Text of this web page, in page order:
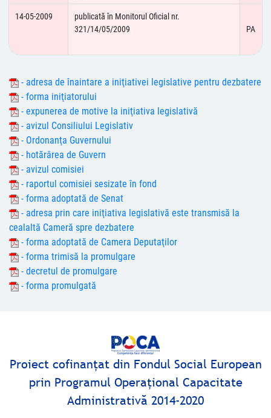
14-05-2009
publicată în Monitorul Oficial nr.
321/14/05/2009
PA
- adresa de înaintare a iniţiativei legislative pentru dezbatere
- forma iniţiatorului
- expunerea de motive la iniţiativa legislativă
- avizul Consiliului Legislativ
- Ordonanţa Guvernului
- hotărârea de Guvern
- avizul comisiei
- raportul comisiei sesizate în fond
- forma adoptată de Senat
- adresa prin care iniţiativa legislativă este transmisă la
cealaltă Cameră spre dezbatere
- forma adoptată de Camera Deputaţilor
- forma trimisă la promulgare
- decretul de promulgare
- forma promulgată
Proiect cofinanţat din Fondul Social European
prin Programul Operaţional Capacitate
Administrativă 2014-2020